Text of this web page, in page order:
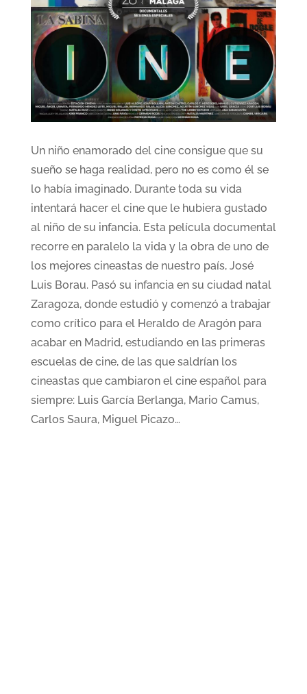
Un niño enamorado del cine consigue que su
sueño se haga realidad, pero no es como él se
lo había imaginado. Durante toda su vida
intentará hacer el cine que le hubiera gustado
al niño de su infancia. Esta película documental
recorre en paralelo la vida y la obra de uno de
los mejores cineastas de nuestro país, José
Luis Borau. Pasó su infancia en su ciudad natal
Zaragoza, donde estudió y comenzó a trabajar
como crítico para el Heraldo de Aragón para
acabar en Madrid, estudiando en las primeras
escuelas de cine, de las que saldrían los
cineastas que cambiaron el cine español para
siempre: Luis García Berlanga, Mario Camus,
Carlos Saura, Miguel Picazo…